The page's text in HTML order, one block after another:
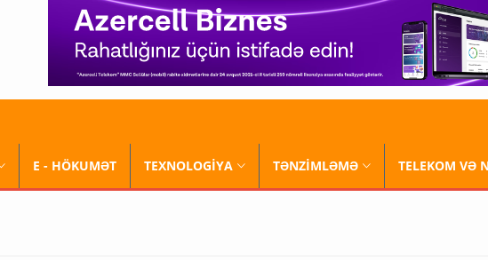
E - HÖKUMƏT TEXNOLOGİYA TƏNZİMLƏMƏ TELEKOM VƏ